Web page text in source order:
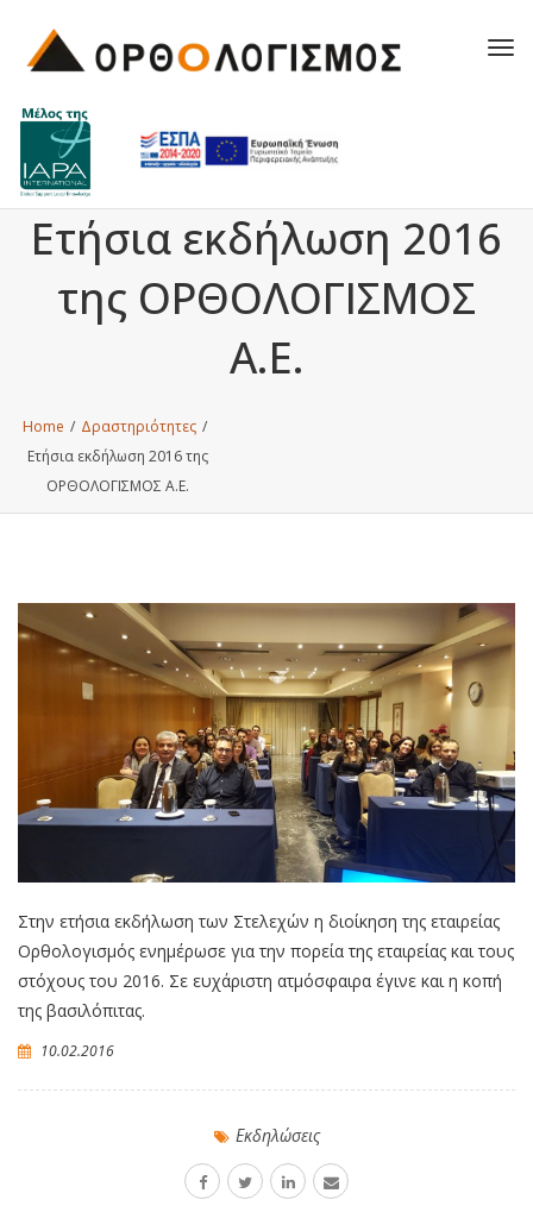
Ετήσια εκδήλωση 2016
της ΟΡΘΟΛΟΓΙΣΜΟΣ
Α.Ε.
Home / Δραστηριότητες /
Ετήσια εκδήλωση 2016 της
ΟΡΘΟΛΟΓΙΣΜΟΣ Α.Ε.
Στην ετήσια εκδήλωση των Στελεχών η διοίκηση της εταιρείας
Ορθολογισμός ενημέρωσε για την πορεία της εταιρείας και τους
στόχους του 2016. Σε ευχάριστη ατμόσφαιρα έγινε και η κοπή
της βασιλόπιτας.
10.02.2016
Εκδηλώσεις